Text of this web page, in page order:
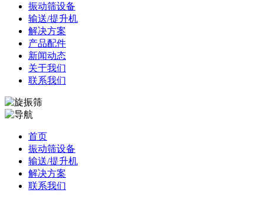
振动筛设备
输送/提升机
解决方案
产品配件
新闻动态
关于我们
联系我们
首页
振动筛设备
输送/提升机
解决方案
联系我们